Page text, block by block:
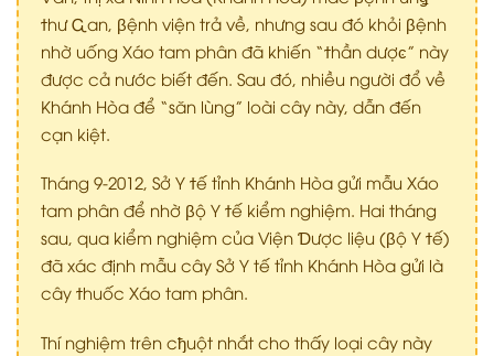
ϯhưᏩan, βệnh viện trả về, nhưng sau đó khỏi βệnh
nhờ uống Xáo tam phân đã khiến “ϯhần dượͼ” này
được cả nước biết đến. Sau đó, nhiều người đổ về
Khánh Hòa để “săn lùng” loài cây này, dẫn đến
cạn kiệt.
Tháng 9-2012, Sở Y ϯế tỉnh Khánh Hòa gửi mẫu Xáo
tam phân để nhờ βộ Y ϯế kiểm nghiệm. Hai tháng
sau, qua kiểm nghiệm của Viện Ɗược liệu (βộ Y ϯế)
đã xác định mẫu cây Sở Y tế tỉnh Khánh Hòa gửi là
cây ϯhuốc Xáo tam phân.
Thí nghiệm trên cђuột nhắt cho thấy loại cây này